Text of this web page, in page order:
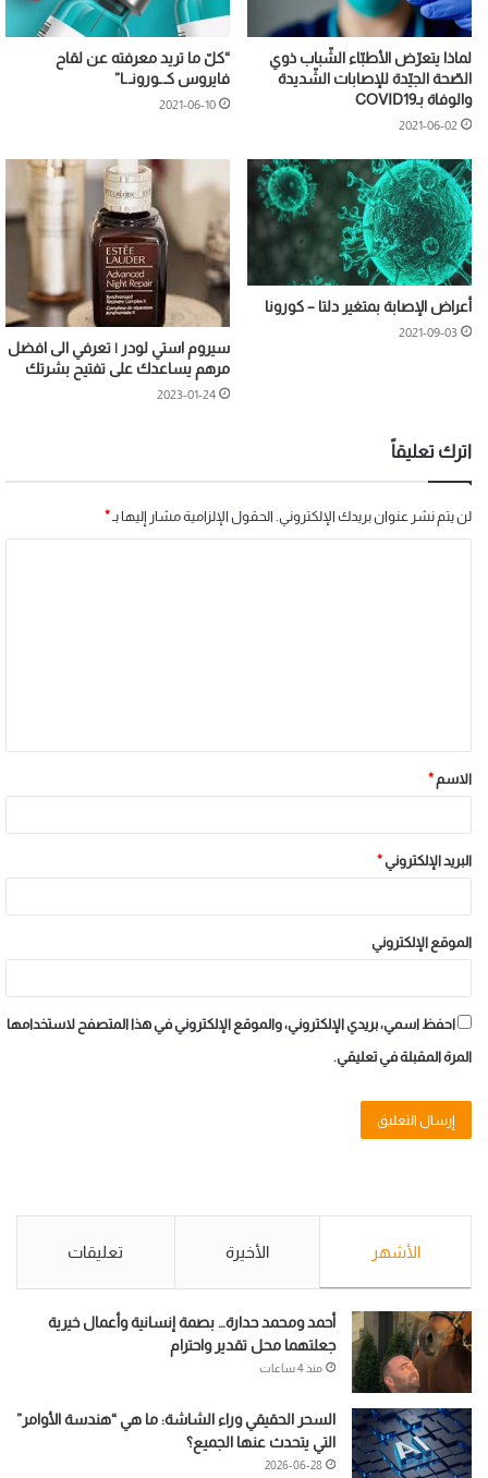
لماذا يتعرّض الأطبّاء الشّباب ذوي
الصّحة الجيّدة للإصابات الشّديدة
والوفاة بـCOVID19
2021-06-02
“كلّ ما تريد معرفته عن لقاح
فايروس كـ.ـورونـ.ـا”
2021-06-10
أعراض الإصابة بمتغير دلتا – كورونا
2021-09-03
سيروم استي لودر | تعرفي الى افضل
مرهم يساعدك على تفتيح بشرتك
2023-01-24
اترك تعليقاً
لن يتم نشر عنوان بريدك الإلكتروني. الحقول الإلزامية مشار إليها بـ*
الاسم*
البريد الإلكتروني *
الموقع الإلكتروني
احفظ اسمي، بريدي الإلكتروني، والموقع الإلكتروني في هذا المتصفح لاستخدامها
المرة المقبلة في تعليقي.
الأشهر الأخيرة تعليقات
أحمد ومحمد حدارة… بصمة إنسانية وأعمال خيرية
جعلتهما محل تقدير واحترام
منذ 4 ساعات
السحر الحقيقي وراء الشاشة: ما هي “هندسة الأوامر”
التي يتحدث عنها الجميع؟
2026-06-28